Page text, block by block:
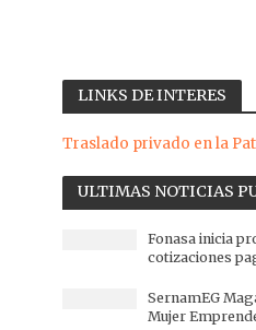
LINKS DE INTERES
Traslado privado en la
ULTIMAS NOTICIAS
Fonasa inicia
cotizaciones
SernamEG
Mujer